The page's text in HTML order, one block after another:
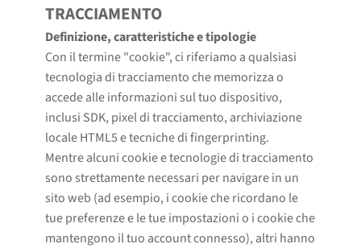
TRACCIAMENTO
Definizione, caratteristiche e tipologie
Con il termine "cookie", ci riferiamo a qualsiasi
tecnologia di tracciamento che memorizza o
accede alle informazioni sul tuo dispositivo,
inclusi SDK, pixel di tracciamento, archiviazione
locale HTML5 e tecniche di fingerprinting.
Mentre alcuni cookie e tecnologie di tracciamento
sono strettamente necessari per navigare in un
sito web (ad esempio, i cookie che ricordano le
tue preferenze e le tue impostazioni o i cookie che
mantengono il tuo account connesso), altri hanno